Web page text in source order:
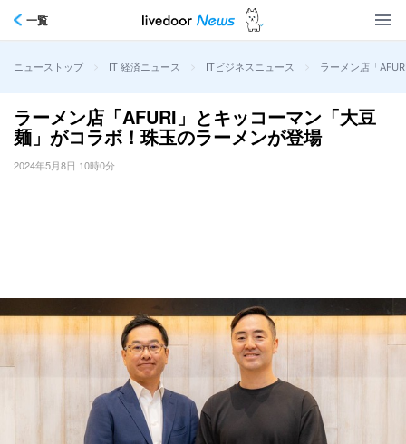
一覧
ニューストップ > IT 経済ニュース > ITビジネスニュース > ラーメン店「
ラーメン店「AFURI」とキッコーマン「大豆
麺」がコラボ！珠玉のラーメンが登場
2024年5月8日 10時0分